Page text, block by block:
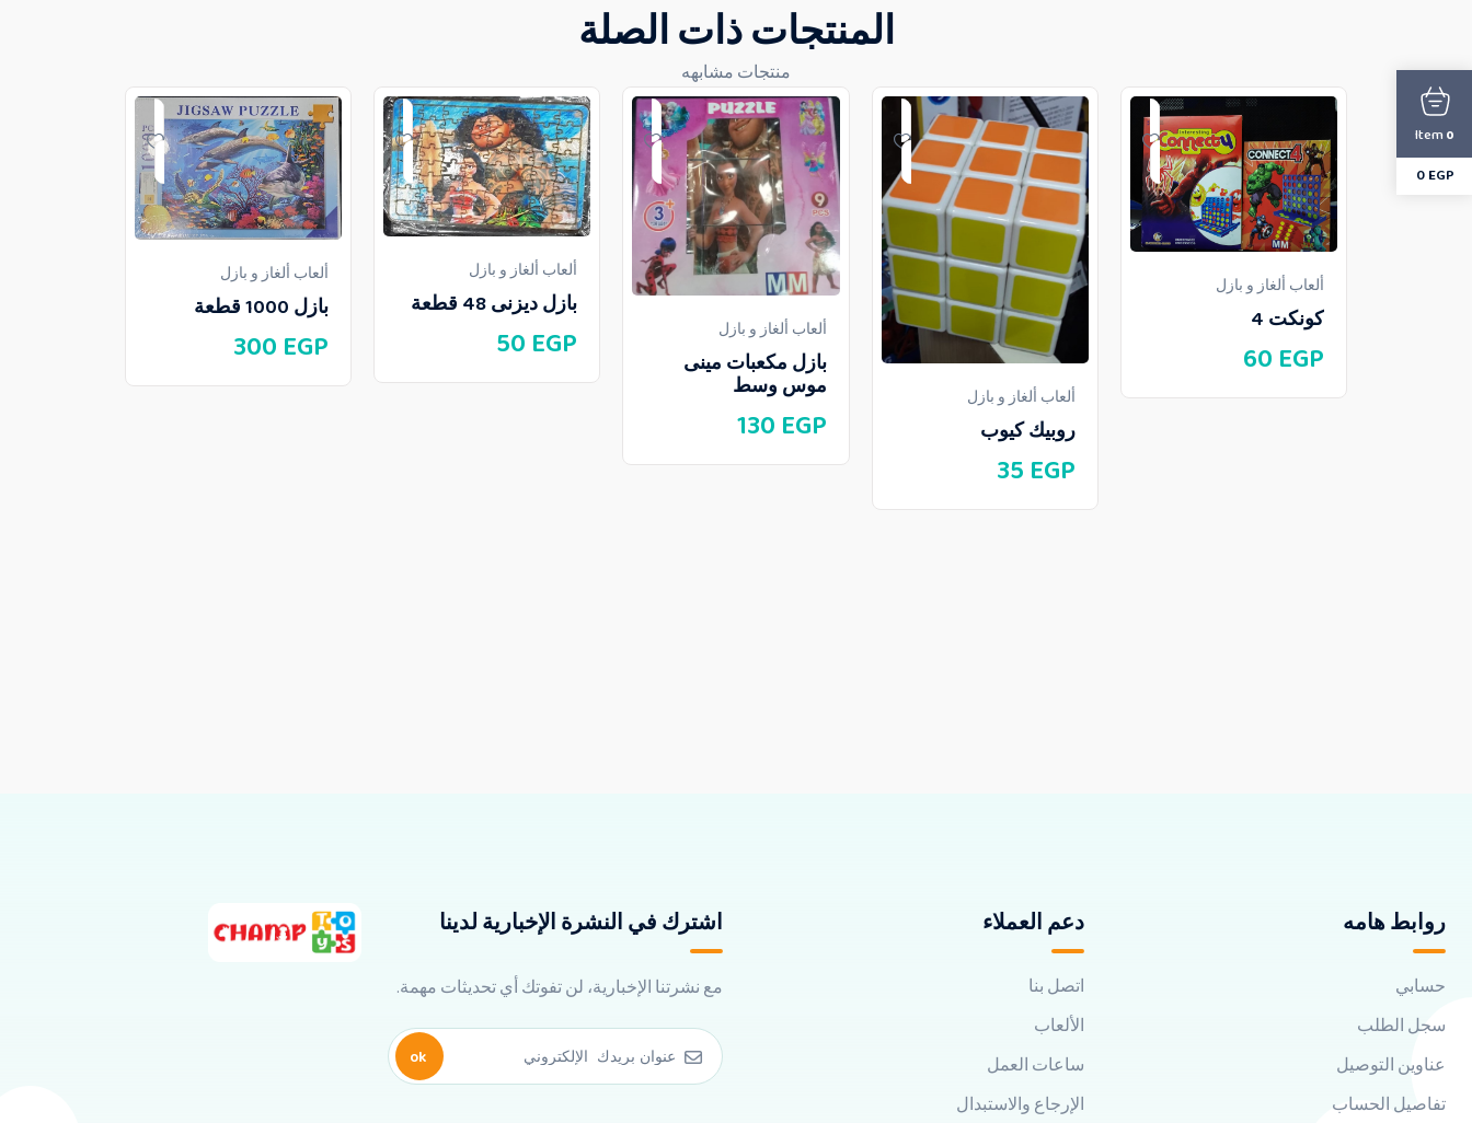
المنتجات ذات الصلة
منتجات مشابهه
ألعاب ألغاز و بازل
كونكت 4
60 EGP
ألعاب ألغاز و بازل
روبيك كيوب
35 EGP
ألعاب ألغاز و بازل
بازل مكعبات مينى
موس وسط
130 EGP
ألعاب ألغاز و بازل
بازل ديزنى 48 قطعة
50 EGP
ألعاب ألغاز و بازل
بازل 1000 قطعة
300 EGP
روابط هامه
حسابي
سجل الطلب
عناوين التوصيل
تفاصيل الحساب
دعم العملاء
اتصل بنا
الألعاب
ساعات العمل
الإرجاع والاستبدال
اشترك في النشرة الإخبارية لدينا
مع نشرتنا الإخبارية، لن تفوتك أي تحديثات مهمة.
ok
0
Item
0EGP